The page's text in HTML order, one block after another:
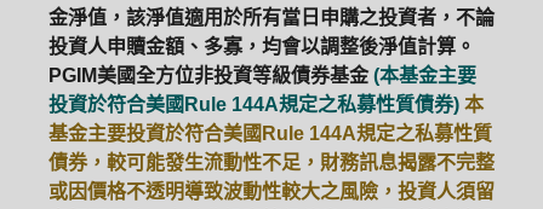
金淨值，該淨值適用於所有當日申購之投資者，不論
投資人申贖金額、多寡，均會以調整後淨值計算。
PGIM美國全方位非投資等級債券基金 (本基金主要
投資於符合美國Rule 144A規定之私募性質債券) 本
基金主要投資於符合美國Rule 144A規定之私募性質
債券，較可能發生流動性不足，財務訊息揭露不完整
或因價格不透明導致波動性較大之風險，投資人須留